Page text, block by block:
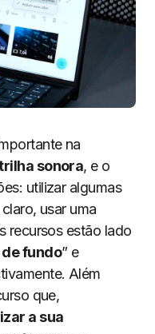
na
sonora, e o
utilizar algumas
usar uma
recursos estão lado
fundo” e
Além
que,
a sua